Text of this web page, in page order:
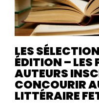
LES
ÉDITION – LES
AUTEURS
CONCOURIR
LITTÉRAIRE